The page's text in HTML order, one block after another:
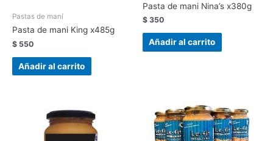
Pastas de maní
Pasta de mani King x485g
$ 550
Añadir al carrito
Pasta de mani Nina’s x380g
$ 350
Añadir al carrito